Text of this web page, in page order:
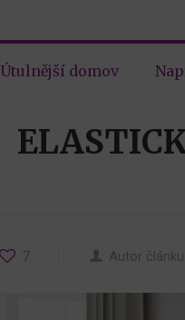
Útulnější domov
7 Autor článku: